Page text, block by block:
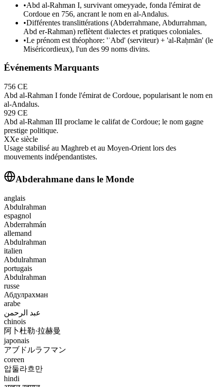
•Abd al‑Rahman I, survivant omeyyade, fonda l'émirat de
Cordoue en 756, ancrant le nom en al‑Andalus.
•Différentes translittérations (Abderrahmane, Abdurrahman,
Abd er‑Rahman) reflètent dialectes et pratiques coloniales.
•Le prénom est théophore: 'ʿAbd' (serviteur) + 'al‑Raḥmān' (le
Miséricordieux), l'un des 99 noms divins.
Événements Marquants
756 CE
Abd al‑Rahman I fonde l'émirat de Cordoue, popularisant le nom en
al‑Andalus.
929 CE
Abd al‑Rahman III proclame le califat de Cordoue; le nom gagne
prestige politique.
XXe siècle
Usage stabilisé au Maghreb et au Moyen‑Orient lors des
mouvements indépendantistes.
Abderahmane dans le Monde
anglais
Abdulrahman
espagnol
Abderrahmán
allemand
Abdulrahman
italien
Abdulrahman
portugais
Abdulrahman
russe
Абдулрахман
arabe
عبد الرحمن
chinois
阿卜杜勒·拉赫曼
japonais
アブドルラフマン
coreen
압둘라흐만
hindi